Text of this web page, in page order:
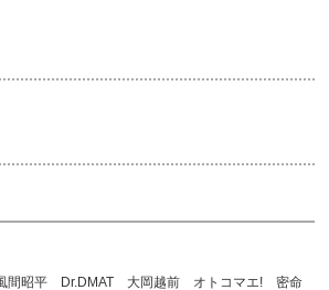
間昭平 Dr.DMAT 大岡越前 オトコマエ! 密命